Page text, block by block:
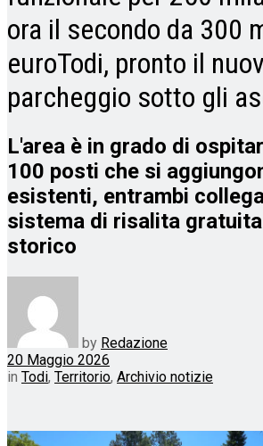
ora il secondo da 300
euroTodi, pronto il
parcheggio sotto gli
L'area è in grado di
100 posti che si
esistenti, entrambi
sistema di risalita
storico
by Redazione
20 Maggio 2026
in Todi, Territorio, Archivio notizie